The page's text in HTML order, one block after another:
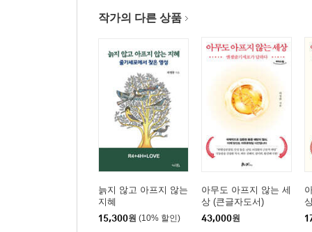
1장 호밍(Homing, 아픈 부위를 찾아감)
Homing Story | 부부가 믿음과 감사로 다시 찾은 건
“내가 여기 있나이다” - 이삭을 살린 아브라함의 순
2장 호메오스타시스(Homeostasis, 항상 정상을 유
Homeostasis Story | 아름다움과 몸속 균형을 되찾
“구원은 여호와께 속하였나이다” - 물고기 뱃속에
3장 힐링(Healing, 상처와 아픔을 치유)
Healing Story | 심각한 암 방사선 치료 부작용을
Healing Story | 교통사고 후 뇌 손상 10년, 만성통
“실로암 못에 가서 씻으라” - 믿음으로 완전히 힐링
4장 헬퍼(Helper, 온전한 건강 회복을 도움)
작가의 다른 상품
늙지 않고 아프지 않는
지혜
15,300원 (10% 할인)
아무도 아프지 않는 세
상 (큰글자도서)
43,000원